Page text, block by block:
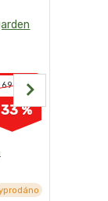
690 Kč
%